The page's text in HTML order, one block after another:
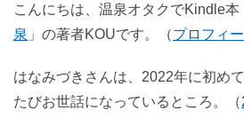
こんにちは、温泉オタクでKindle本
泉 」の著者KOUです。（プロフィ
はなみづきさんは、2022年に初め
たびお世話になっているところ。（